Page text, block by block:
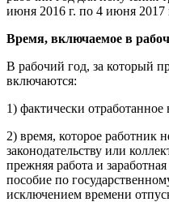
июня 2016 г. по 4 июня 2017
Время, включаемое в
В рабочий год, за который
включаются:
1) фактически отработанное
2) время, которое работник
законодательству или
прежняя работа и
пособие по
исключением времени